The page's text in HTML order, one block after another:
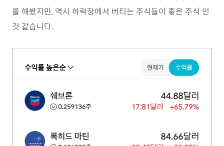
를 해봤지만, 역시 하락장에서 버티는 주식들이 좋은 주식 인
것 같습니다.